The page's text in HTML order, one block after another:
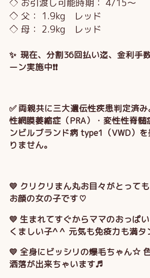
◇ お引渡し可能時期： 4/15～
◇ 父： 1.9kg レッド
◇ 母： 2.9kg レッド
✨ 現在、分割36回払い迄、金利手
ーン実施中❗❗
✅ 両親共に三大遺伝性疾患判定済
性網膜萎縮症（PRA）・変性性脊髄
ンビルブランド病 type1（VWD）
りません。
💛 クリクリまん丸お目々がとって
お顔の女の子です♡
💛 生まれてすぐからママのおっぱ
くましい子^ ^ 元気も免疫力も満タ
💛 全身にビッシリの爆毛ちゃん☆
洒落が出来ちゃいます♬